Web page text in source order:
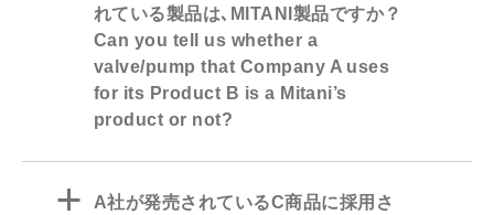
れている製品は､MITANI製品ですか？
Can you tell us whether a
valve/pump that Company A uses
for its Product B is a Mitani’s
product or not?
a
A社が発売されているC商品に採用さ